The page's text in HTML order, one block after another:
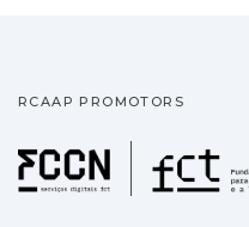
RCAAP PROMOTORS